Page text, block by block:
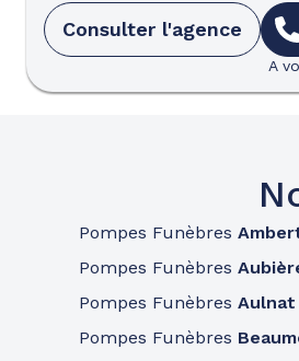
Consulter l'agence
A
Pompes Funèbres
Pompes Funèbres
Pompes Funèbres Aulnat
Pompes Funèbres